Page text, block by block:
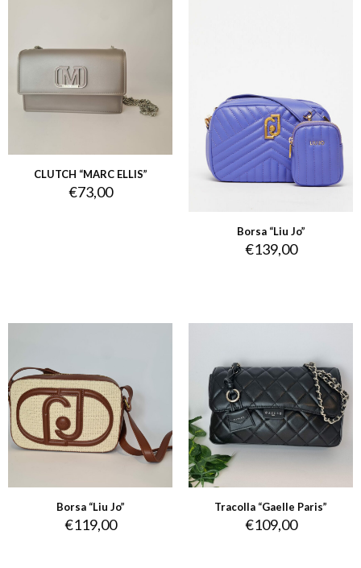
CLUTCH “MARC ELLIS”
€73,00
Borsa “Liu Jo”
€139,00
Borsa “Liu Jo”
€119,00
Tracolla “Gaelle Paris”
€109,00